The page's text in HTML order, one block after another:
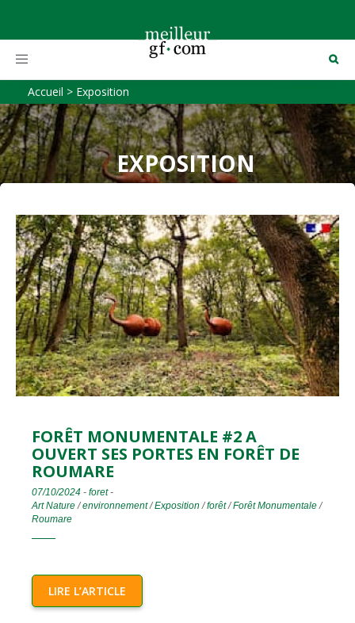
Toggle
Accueil > Exposition
EXPOSITION
FORÊT MONUMENTALE #2 A
OUVERT SES PORTES EN FORÊT DE
ROUMARE
07/10/2024 - foret-
Art Nature/environnement/Exposition /forêt/Forêt Monumentale/
Roumare
LIRE L’ARTICLE